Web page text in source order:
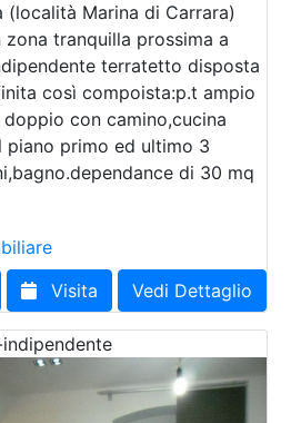
(località Marina di Carrara)
tranquilla prossima a
terratetto disposta
così compoista:p.t ampio
con camino,cucina
piano primo ed ultimo 3
di 30 mq
Visita
Vedi Dettaglio